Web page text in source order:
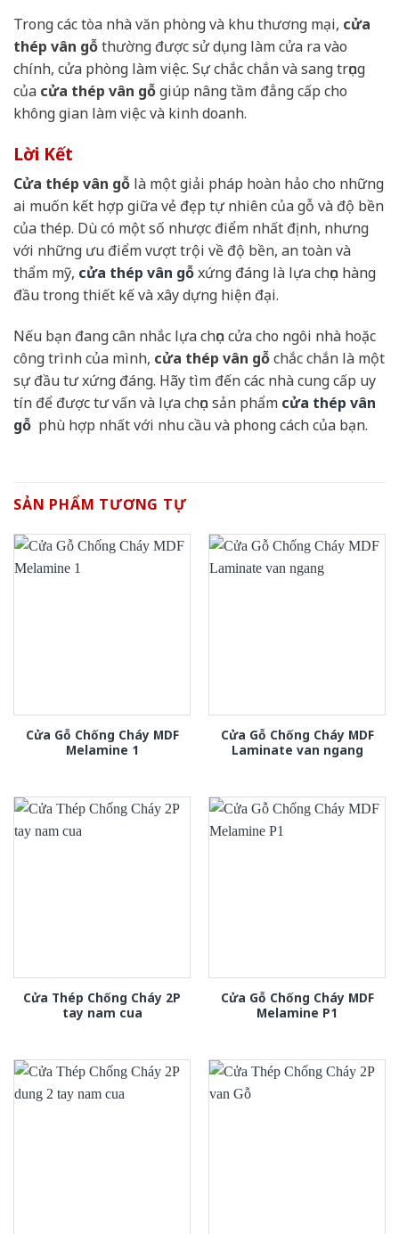
Trong các tòa nhà văn phòng và khu thương mại, cửa
thép vân gỗthường được sử dụng làm cửa ra vào
chính, cửa phòng làm việc. Sự chắc chắn và sang trọng
của cửa thép vân gỗgiúp nâng tầm đẳng cấp cho
không gian làm việc và kinh doanh.
Lời Kết
Cửa thép vân gỗ là một giải pháp hoàn hảo cho những
ai muốn kết hợp giữa vẻ đẹp tự nhiên của gỗ và độ bền
của thép. Dù có một số nhược điểm nhất định, nhưng
với những ưu điểm vượt trội về độ bền, an toàn và
thẩm mỹ, cửa thép vân gỗxứng đáng là lựa chọn hàng
đầu trong thiết kế và xây dựng hiện đại.
Nếu bạn đang cân nhắc lựa chọn cửa cho ngôi nhà hoặc
công trình của mình, cửa thép vân gỗchắc chắn là một
sự đầu tư xứng đáng. Hãy tìm đến các nhà cung cấp uy
tín để được tư vấn và lựa chọn sản phẩm cửa thép vân
gỗ phù hợp nhất với nhu cầu và phong cách của bạn.
SẢN PHẨM TƯƠNG TỰ
Cửa Gỗ Chống Cháy MDF
Melamine 1
Cửa Gỗ Chống Cháy MDF
Laminate van ngang
Cửa Thép Chống Cháy 2P
tay nam cua
Cửa Gỗ Chống Cháy MDF
Melamine P1